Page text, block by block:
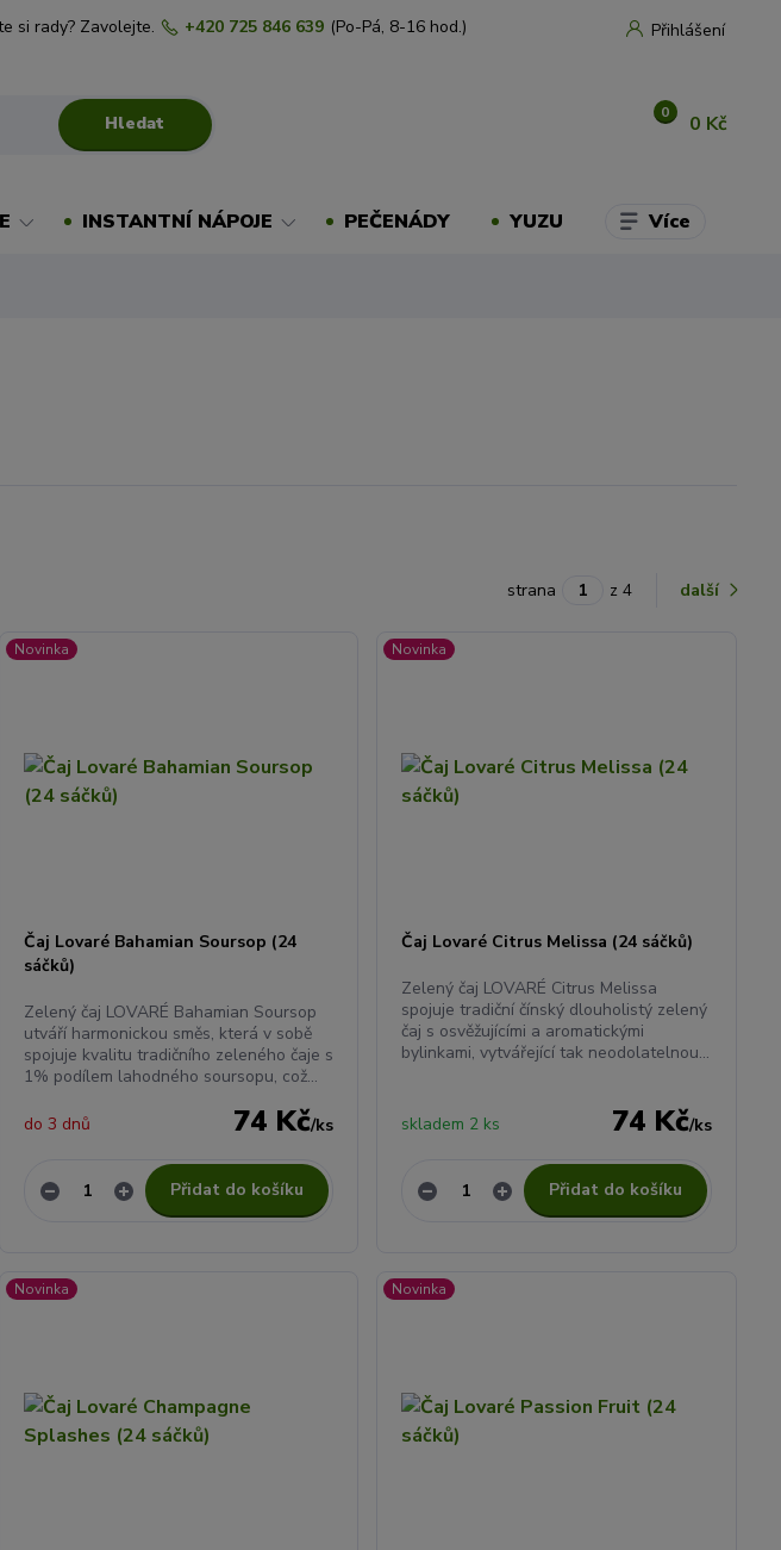
Přihlášení
Hledat
si rady? Zavolejte. +420 725 846 639 (Po-Pá, 8-16 hod.)
0 0 Kč
INSTANTNÍ NÁPOJE PEČENÁDY YUZU Více
strana z 4 další
Novinka
Čaj Lovaré Bahamian Soursop (24
sáčků)
Zelený čaj LOVARÉ Bahamian Soursop
utváří harmonickou směs, která v sobě
spojuje kvalitu tradičního zeleného čaje s
1% podílem lahodného soursopu, což...
74 Kč/ks
do 3 dnů
Přidat do košíku
Novinka
Čaj Lovaré Citrus Melissa (24 sáčků)
Zelený čaj LOVARÉ Citrus Melissa
spojuje tradiční čínský dlouholistý zelený
čaj s osvěžujícími a aromatickými
bylinkami, vytvářející tak neodolatelnou...
74 Kč/ks
skladem 2 ks
Přidat do košíku
Novinka Novinka